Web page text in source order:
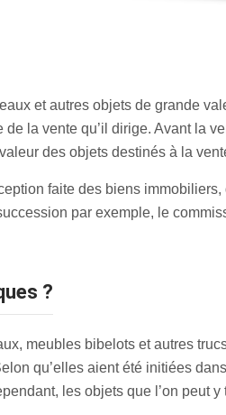
et autres objets de grande
la vente qu’il dirige. Avant la
des objets destinés à la
faite des biens
par exemple, le
?
meubles bibelots et autres
qu’elles aient été initiées
les objets que l’on peut